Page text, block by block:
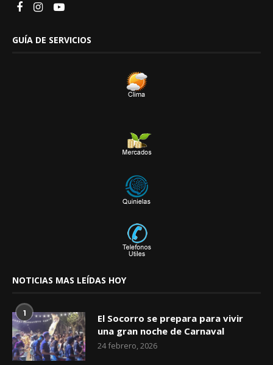
GUÍA DE SERVICIOS
NOTICIAS MAS LEÍDAS HOY
1
El Socorro se prepara para vivir
una gran noche de Carnaval
24 febrero, 2026